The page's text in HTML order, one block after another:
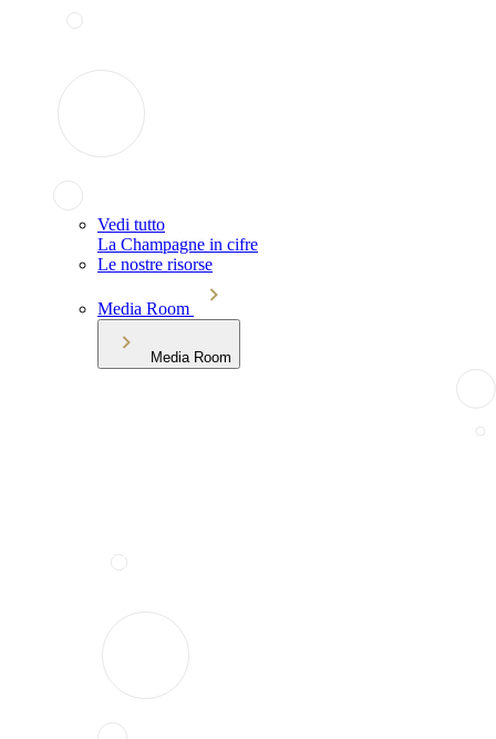
Vedi tutto
La Champagne in cifre
Le nostre risorse
Media Room
Media Room